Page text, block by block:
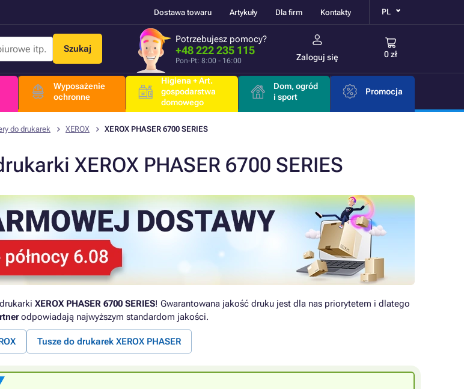
Dostawa towaru Artykuły Dla firm Kontakty PL
Szukaj
Potrzebujesz pomocy?
+48 222 235 115
Pon-Pt: 8:00 - 16:00 Zaloguj się 0 zł
Wyposażenie
ochronne
Higiena + Art.
gospodarstwa
domowego
Dom, ogród
i sport
Promocja
do drukarek XEROX XEROX PHASER 6700 SERIES
XEROX PHASER 6700 SERIES
XEROX PHASER 6700 SERIES! Gwarantowana jakość druku jest dla nas priorytetem i dlatego
odpowiadają najwyższym standardom jakości.
Tusze do drukarek XEROX PHASER